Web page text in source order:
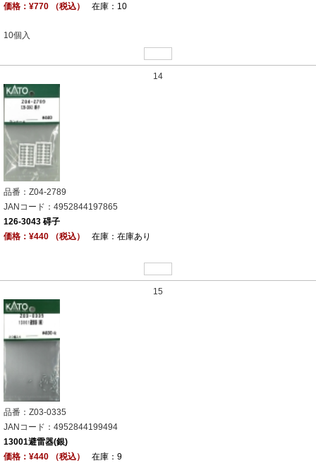
価格：¥770 （税込）
在庫：10
10個入
14
品番：Z04-2789
JANコード：4952844197865
126-3043 碍子
価格：¥440 （税込）
在庫：在庫あり
15
品番：Z03-0335
JANコード：4952844199494
13001避雷器(銀)
価格：¥440 （税込）
在庫：9